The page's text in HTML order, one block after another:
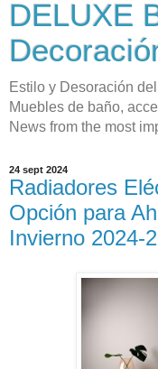
DELUXE
Estilo y Desoración
Muebles de baño,
News from the most
24 sept 2024
Radiadores
Opción para
Invierno 2024-